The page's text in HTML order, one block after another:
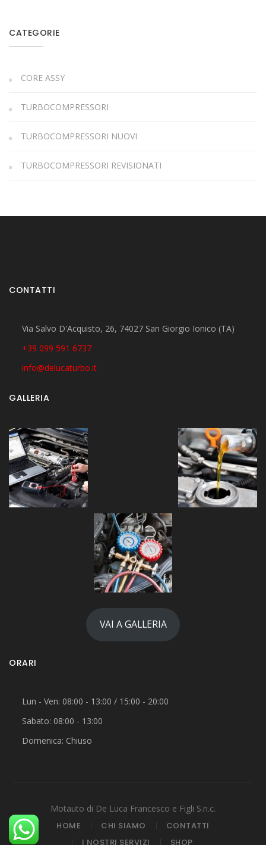
CATEGORIE
CORE ASSY
TURBOCOMPRESSORI
TURBOCOMPRESSORI NUOVI
TURBOCOMPRESSORI REVISIONATI
CONTATTI
Via Salvo D'Acquisto, 26, 74027 San Giorgio Ionico (TA)
+39 099 591 6737
info@delucaturbo.it
GALLERIA
VAI A GALLERIA
ORARI
Lun - Ven: 08:00 - 13:00 / 15:00 - 20:00
Sabato: 08:00 - 13:00
Domenica: Chiuso
Motauto di De Luca Francesco e Figli S.n.c.
HOME
CHI SIAMO
CONTATTI
I NOSTRI SERVIZI
SHOP